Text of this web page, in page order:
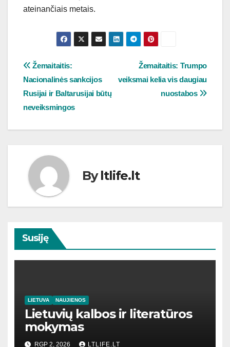
ateinančiais metais.
Navigacija
tarp
įrašų
Žemaitaitis: Trumpo
veiksmai kelia vis daugiau
nuostabos
Žemaitaitis:
Nacionalinės sankcijos
Rusijai ir Baltarusijai būtų
neveiksmingos
Byltlife.lt
Susiję
LIETUVA NAUJIENOS
Lietuvių kalbos ir literatūros
mokymas
RGP 2, 2026 LTLIFE.LT